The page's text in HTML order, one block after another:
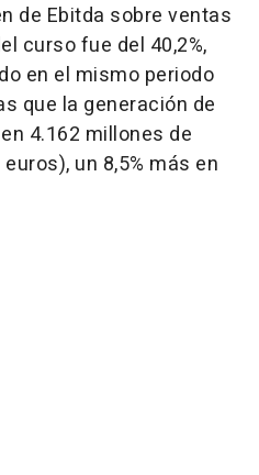
de Ebitda sobre ventas
curso fue del 40,2%,
en el mismo periodo
que la generación de
4.162 millones de
un 8,5% más en